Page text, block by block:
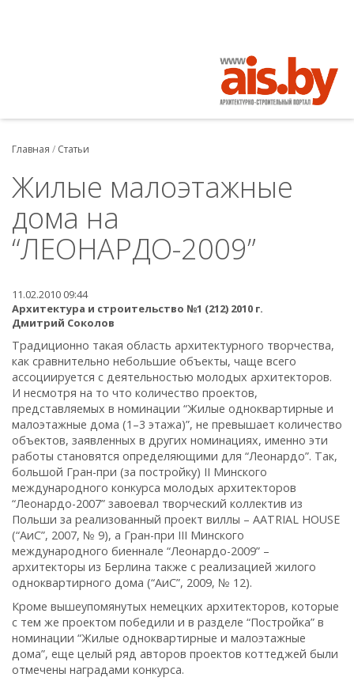
Главная / Статьи
Жилые малоэтажные
дома на
“ЛЕОНАРДО-2009”
11.02.2010 09:44
Архитектура и строительство №1 (212) 2010 г.
Дмитрий Соколов
Традиционно такая область архитектурного творчества,
как сравнительно небольшие объекты, чаще всего
ассоциируется с деятельностью молодых архитекторов.
И несмотря на то что количество проектов,
представляемых в номинации “Жилые одноквартирные и
малоэтажные дома (1–3 этажа)”, не превышает количество
объектов, заявленных в других номинациях, именно эти
работы становятся определяющими для “Леонардо”. Так,
большой Гран-при (за постройку) II Минского
международного конкурса молодых архитекторов
“Леонардо-2007” завоевал творческий коллектив из
Польши за реализованный проект виллы – AATRIAL HOUSE
(“АиС”, 2007, № 9), а Гран-при III Минского
международного биеннале “Леонардо-2009” –
архитекторы из Берлина также с реализацией жилого
одноквартирного дома (“АиС”, 2009, № 12).
Кроме вышеупомянутых немецких архитекторов, которые
с тем же проектом победили и в разделе “Постройка” в
номинации “Жилые одноквартирные и малоэтажные
дома”, еще целый ряд авторов проектов коттеджей были
отмечены наградами конкурса.